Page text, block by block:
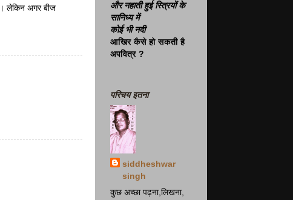
लेकिन अगर बीज
और नहाती हुई स्त्रियों के
सानिध्य में
कोई भी नदी
आखिर कैसे हो सकती है
अपवित्र ?
परिचय इतना
siddheshwar
singh
कुछ अच्छा पढ़ना,लिखना,